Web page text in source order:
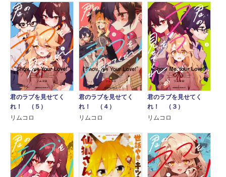
君のラブを見せてく
れ！ （５）
リムコロ
君のラブを見せてく
れ！ （４）
リムコロ
君のラブを見せてく
れ！ （３）
リムコロ